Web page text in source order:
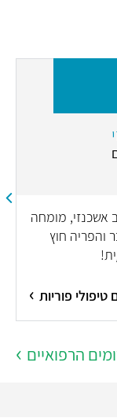
אשכנזי, מומחה
והפריה חוץ
טיפולי פוריות
הרפואיים